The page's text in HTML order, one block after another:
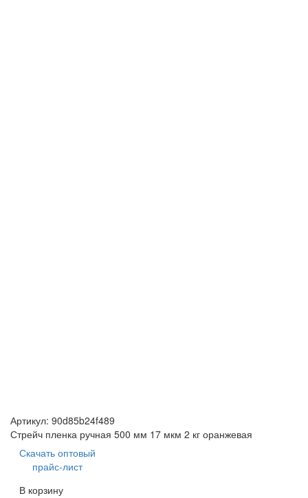
Артикул: 90d85b24f489
Стрейч пленка ручная 500 мм 17 мкм 2 кг оранжевая
Скачать оптовый
прайс-лист
В корзину